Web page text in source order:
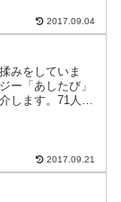
2017.09.04
みをしていま
ー「あしたび」
します。71人目
いる... 2017.09.21